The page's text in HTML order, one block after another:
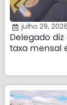
julho 29, 2026
Delegado
taxa mensal